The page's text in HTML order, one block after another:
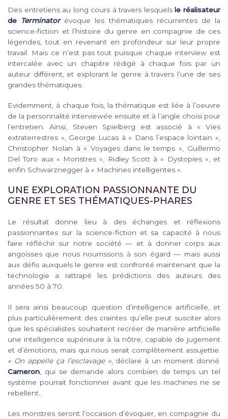
Des entretiens au long cours à travers lesquelsle réalisateur
de
Terminatorévoque les thématiques récurrentes de la
science-fiction et l’histoire du genre en compagnie de ces
légendes, tout en revenant en profondeur sur leur propre
travail. Mais ce n’est pas tout puisque chaque interview est
intercalée avec un chapitre rédigé à chaque fois par un
auteur différent, et explorant le genre à travers l’une de ses
grandes thématiques.
Evidemment, à chaque fois, la thématique est liée à l’oeuvre
de la personnalité interviewée ensuite et à l’angle choisi pour
l’entretien. Ainsi, Steven Spielberg est associé à « Vies
extraterrestres », George Lucas à « Dans l’espace lointain »,
Christopher Nolan à « Voyages dans le temps », Guillermo
Del Toro aux « Monstres », Ridley Scott à « Dystopies », et
enfin Schwarznegger à « Machines intelligentes ».
UNE EXPLORATION PASSIONNANTE DU
GENRE ET SES THÉMATIQUES-PHARES
Le résultat donne lieu à des échanges et réflexions
passionnantes sur la science-fiction et sa capacité à nous
faire réfléchir sur notre société — et à donner corps aux
angoisses que nous nourrissons à son égard — mais aussi
aux défis auxquels le genre est confronté maintenant que la
technologie a rattrapé les prédictions des auteurs des
années 50 à 70.
Il sera ainsi beaucoup question d’intelligence artificielle, et
plus particulièrement des craintes qu’elle peut susciter alors
que les spécialistes souhaitent recréer de manière artificielle
une intelligence supérieure à la nôtre, capable de jugement
et d’émotions, mais qui nous serait complètement assujettie.
« On appelle ça l’esclavage », déclare à un moment donné
Cameron , qui se demande alors combien de temps un tel
système pourrait fonctionner avant que les machines ne se
rebellent..
Les monstres seront l’occasion d’évoquer, en compagnie du